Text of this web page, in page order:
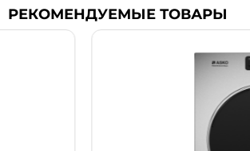
РЕКОМЕНДУЕМЫЕ ТОВАРЫ